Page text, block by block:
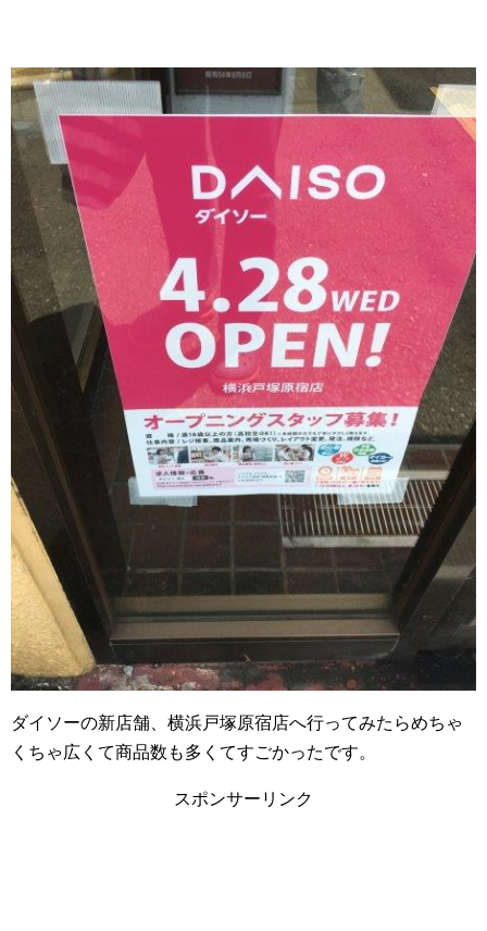
ダイソーの新店舗、横浜戸塚原宿店へ行ってみたらめちゃ
くちゃ広くて商品数も多くてすごかったです。
スポンサーリンク